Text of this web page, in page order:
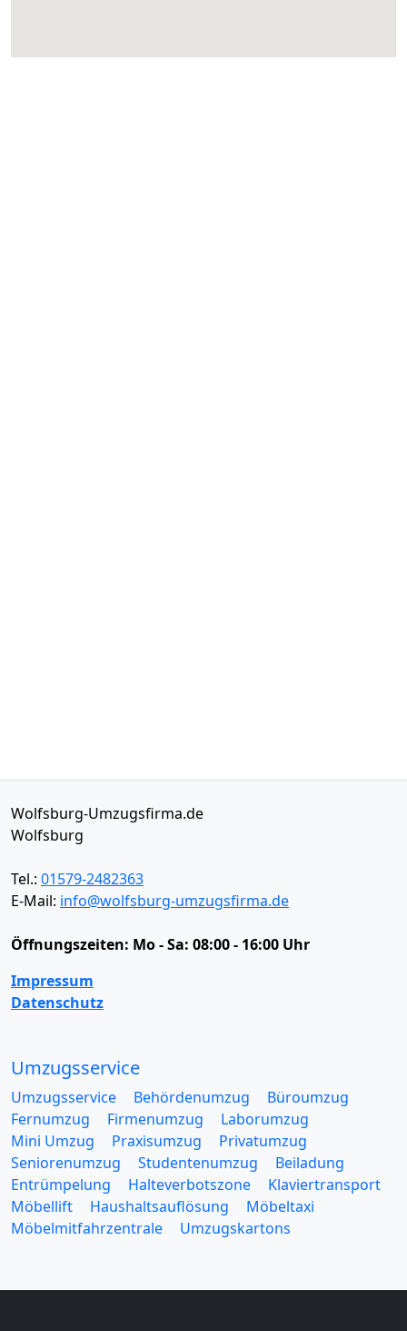
Wolfsburg-Umzugsfirma.de
Wolfsburg
Tel.: 01579-2482363
E-Mail: info@wolfsburg-umzugsfirma.de
Öffnungszeiten: Mo - Sa: 08:00 - 16:00 Uhr
Impressum
Datenschutz
Umzugsservice
Umzugsservice Behördenumzug
Büroumzug
Fernumzug
Firmenumzug
Laborumzug
Mini Umzug
Praxisumzug
Privatumzug
Seniorenumzug
Studentenumzug
Beiladung
Entrümpelung
Halteverbotszone
Klaviertransport
Möbellift
Haushaltsauflösung
Möbeltaxi
Möbelmitfahrzentrale
Umzugskartons